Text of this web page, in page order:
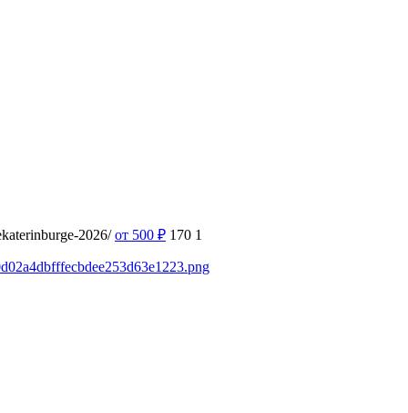
2026/ от 500 ₽ 170 1